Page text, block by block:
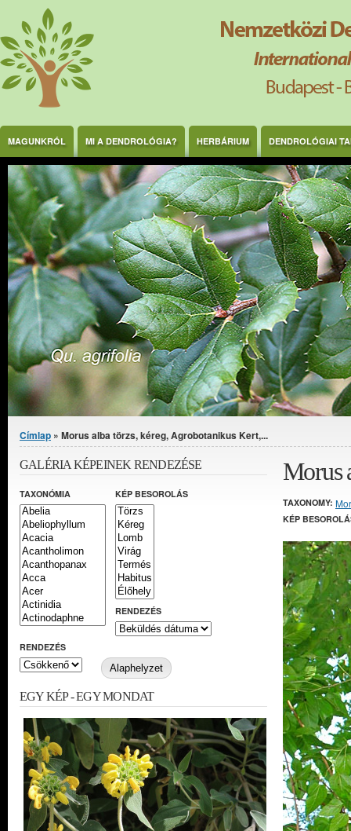
Ugrás a tartalomra
MAGUNKRÓL MI A DENDROLÓGIA? HERBÁRIUM DENDROLÓGIAI
Jelenlegi hely
Címlap » Morus alba törzs, kéreg, Agrobotanikus Kert,...
Morus
TAXONOMY:
KÉP
GALÉRIA KÉPEINEK RENDEZÉSE
TAXONÓMIA KÉP BESOROLÁS
RENDEZÉS
RENDEZÉS
EGY KÉP - EGY MONDAT